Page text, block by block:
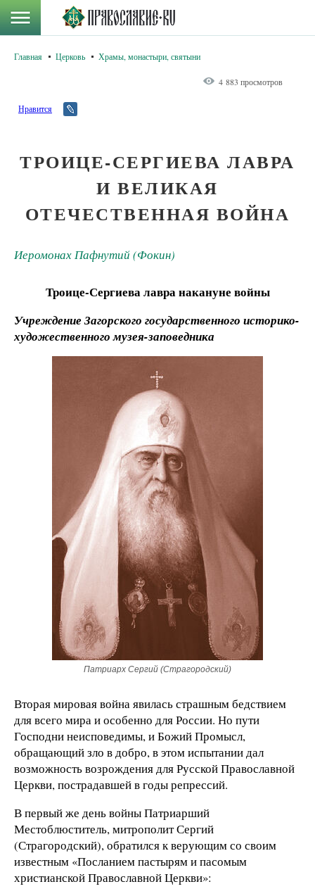
Главная Церковь Храмы, монастыри, святыни
4 883 просмотров
Нравится
ТРОИЦЕ-СЕРГИЕВА ЛАВРА
И ВЕЛИКАЯ
ОТЕЧЕСТВЕННАЯ ВОЙНА
Иеромонах Пафнутий (Фокин)
Троице-Сергиева лавра накануне войны
Учреждение Загорского государственного историко-
художественного музея-заповедника
Патриарх Сергий (Страгородский)
Вторая мировая война явилась страшным бедствием
для всего мира и особенно для России. Но пути
Господни неисповедимы, и Божий Промысл,
обращающий зло в добро, в этом испытании дал
возможность возрождения для Русской Православной
Церкви, пострадавшей в годы репрессий.
В первый же день войны Патриарший
Местоблюститель, митрополит Сергий
(Страгородский), обратился к верующим со своим
известным «Посланием пастырям и пасомым
христианской Православной Церкви»: